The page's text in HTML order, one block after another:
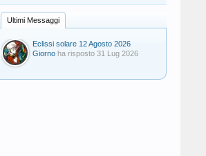
Ultimi Messaggi
Eclissi solare 12 Agosto 2026
Giorno ha risposto 31 Lug 2026